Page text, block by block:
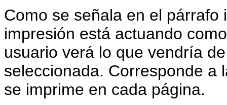
Como se señala en el
impresión está actuando
usuario verá lo que vendría
seleccionada. Corresponde a
se imprime en cada página.